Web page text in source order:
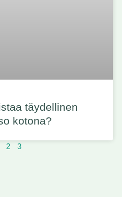
täydellinen
kotona?
2 3